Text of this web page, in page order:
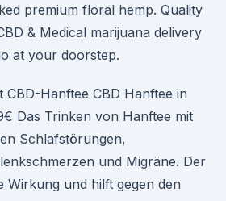
premium floral hemp. Quality
& Medical marijuana delivery
at your doorstep.
Hanftee CBD Hanftee in
Das Trinken von Hanftee mit
Schlafstörungen,
und Migräne. Der
Wirkung und hilft gegen den